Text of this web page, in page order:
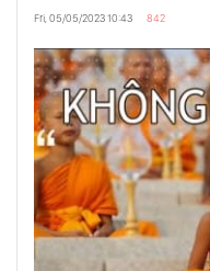
Như
Đói
Trẻ
Fri, 05/05/2023 10:43 842